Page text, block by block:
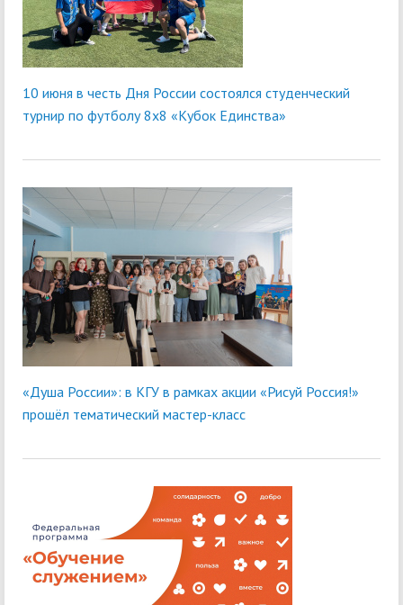
10 июня в честь Дня России состоялся студенческий
турнир по футболу 8х8 «Кубок Единства»
«Душа России»: в КГУ в рамках акции «Рисуй Россия!»
прошёл тематический мастер-класс